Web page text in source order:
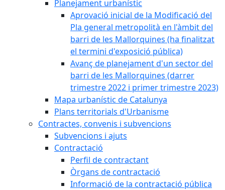
Planejament urbanístic
Aprovació inicial de la Modificació del
Pla general metropolità en l'àmbit del
barri de les Mallorquines (ha finalitzat
el termini d'exposició pública)
Avanç de planejament d'un sector del
barri de les Mallorquines (darrer
trimestre 2022 i primer trimestre 2023)
Mapa urbanístic de Catalunya
Plans territorials d'Urbanisme
Contractes, convenis i subvencions
Subvencions i ajuts
Contractació
Perfil de contractant
Òrgans de contractació
Informació de la contractació pública